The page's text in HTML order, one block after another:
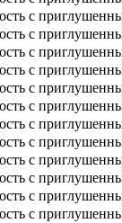
с
с
с
с
с
с
с
с
с
с
с
с